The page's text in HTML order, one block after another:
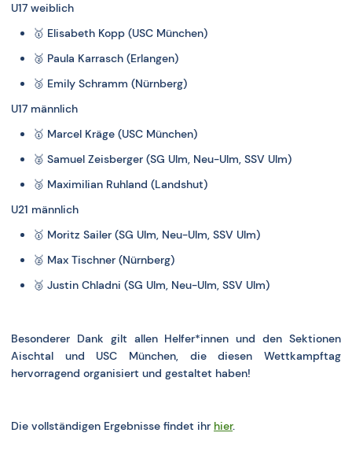
U17 weiblich
🥇 Elisabeth Kopp (USC München)
🥈 Paula Karrasch (Erlangen)
🥉 Emily Schramm (Nürnberg)
U17 männlich
🥇 Marcel Kräge (USC München)
🥈 Samuel Zeisberger (SG Ulm, Neu-Ulm, SSV Ulm)
🥉 Maximilian Ruhland (Landshut)
U21 männlich
🥇 Moritz Sailer (SG Ulm, Neu-Ulm, SSV Ulm)
🥈 Max Tischner (Nürnberg)
🥉 Justin Chladni (SG Ulm, Neu-Ulm, SSV Ulm)
Besonderer Dank gilt allen Helfer*innen und den Sektionen
Aischtal und USC München, die diesen Wettkampftag
hervorragend organisiert und gestaltet haben!
Die vollständigen Ergebnisse findet ihr hier.